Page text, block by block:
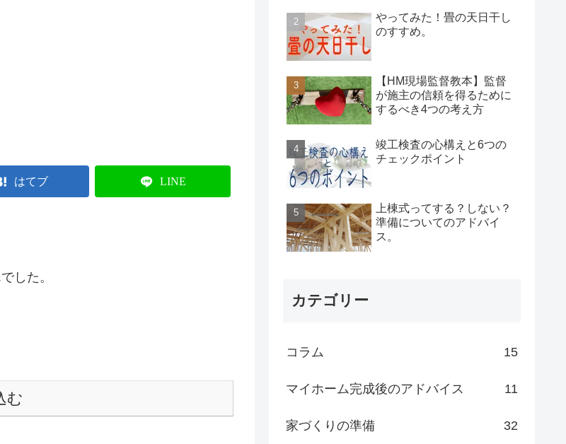
はてブ LINE
した。
む
やってみた！畳の天日干し
のすすめ。
【HM現場監督教本】監督
が施主の信頼を得るために
するべき4つの考え方
竣工検査の心構えと6つの
チェックポイント
上棟式ってする？しない？
準備についてのアドバイ
ス。
カテゴリー
コラム 15
マイホーム完成後のアドバイス 11
家づくりの準備 32